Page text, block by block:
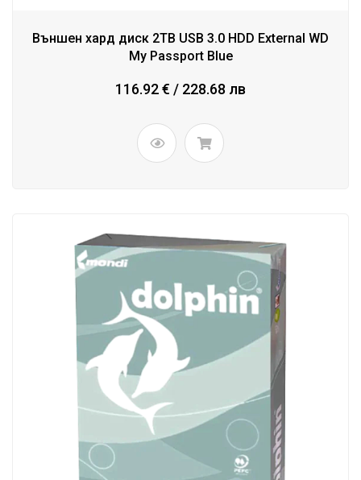
Външен хард диск 2TB USB 3.0 HDD External WD
My Passport Blue
116.92 € / 228.68 лв